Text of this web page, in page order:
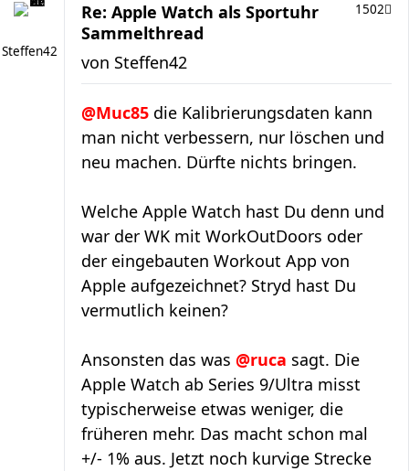
Steffen42
Re: Apple Watch als Sportuhr
Sammelthread
1502
von Steffen42
@Muc85 die Kalibrierungsdaten kann
man nicht verbessern, nur löschen und
neu machen. Dürfte nichts bringen.
Welche Apple Watch hast Du denn und
war der WK mit WorkOutDoors oder
der eingebauten Workout App von
Apple aufgezeichnet? Stryd hast Du
vermutlich keinen?
Ansonsten das was @ruca sagt. Die
Apple Watch ab Series 9/Ultra misst
typischerweise etwas weniger, die
früheren mehr. Das macht schon mal
+/- 1% aus. Jetzt noch kurvige Strecke